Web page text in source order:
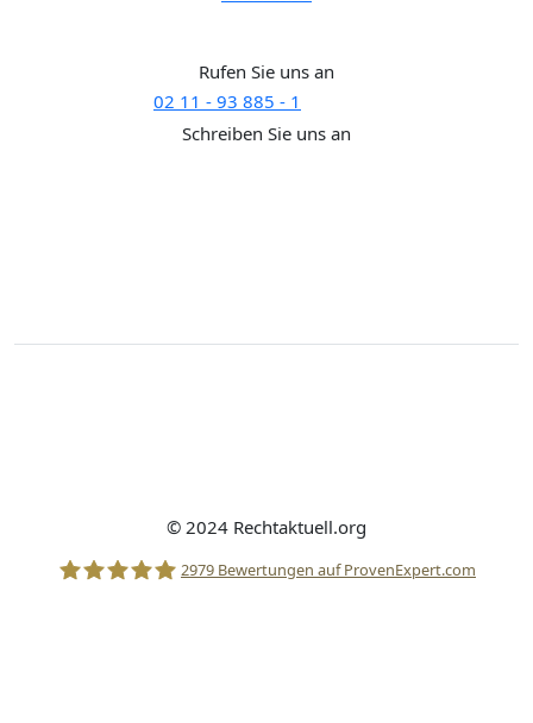
Rufen Sie uns an
02 11 - 93 885 - 1
Schreiben Sie uns an
© 2024 Rechtaktuell.org
2979 Bewertungen auf ProvenExpert.com